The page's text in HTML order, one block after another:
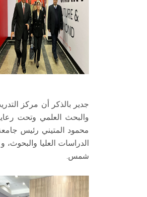
جدير بالذكر أن مركز
والبحث العلمي وتحت رعاية
محمود المتيني رئيس
الدراسات العليا
شمس.